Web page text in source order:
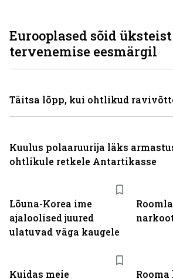
Lõuna-Korea ime
ajaloolised juured
ulatuvad väga kaugele
Kuidas meie
Eurooplased sõid üksteist
tervenemise eesmärgil
Täitsa lõpp, kui ohtlikud
Kuulus polaaruurija läks
ohtlikule retkele Antartikasse